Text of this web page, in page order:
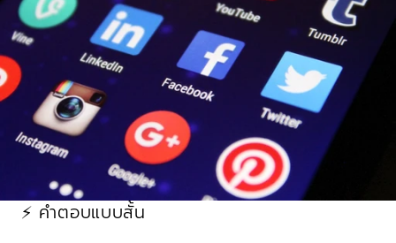
⚡ คำตอบแบบสั้น